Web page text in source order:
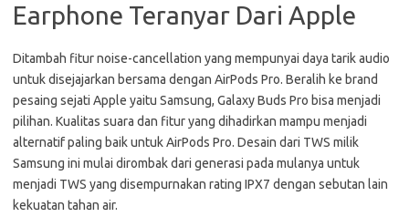
Earphone Teranyar Dari Apple
Ditambah fitur noise-cancellation yang mempunyai daya tarik audio
untuk disejajarkan bersama dengan AirPods Pro. Beralih ke brand
pesaing sejati Apple yaitu Samsung, Galaxy Buds Pro bisa menjadi
pilihan. Kualitas suara dan fitur yang dihadirkan mampu menjadi
alternatif paling baik untuk AirPods Pro. Desain dari TWS milik
Samsung ini mulai dirombak dari generasi pada mulanya untuk
menjadi TWS yang disempurnakan rating IPX7 dengan sebutan lain
kekuatan tahan air.